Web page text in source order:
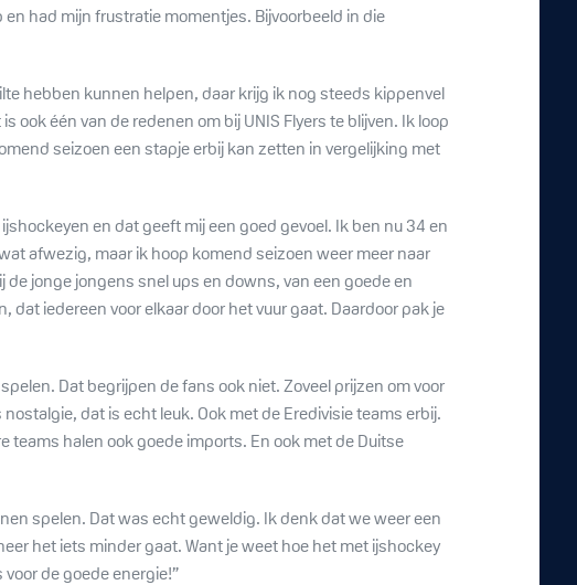
had mijn frustratie momentjes. Bijvoorbeeld in die
hebben kunnen helpen, daar krijg ik nog steeds kippenvel
één van de redenen om bij UNIS Flyers te blijven. Ik loop
seizoen een stapje erbij kan zetten in vergelijking met
en dat geeft mij een goed gevoel. Ik ben nu 34 en
afwezig, maar ik hoop komend seizoen weer meer naar
de jonge jongens snel ups en downs, van een goede en
iedereen voor elkaar door het vuur gaat. Daardoor pak je
Dat begrijpen de fans ook niet. Zoveel prijzen om voor
dat is echt leuk. Ook met de Eredivisie teams erbij.
teams halen ook goede imports. En ook met de Duitse
spelen. Dat was echt geweldig. Ik denk dat we weer een
het iets minder gaat. Want je weet hoe het met ijshockey
de goede energie!”